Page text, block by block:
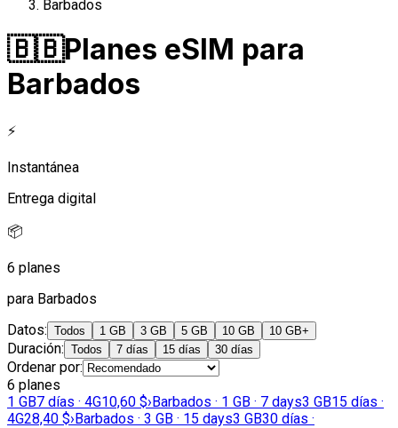
Barbados
🇧🇧Planes eSIM para
Barbados
⚡
Instantánea
Entrega digital
📦
6 planes
para Barbados
Datos: Todos 1 GB 3 GB 5 GB 10 GB 10 GB+
Duración: Todos 7 días 15 días 30 días
Ordenar por:
6 planes
1 GB7 días · 4G10,60 $›Barbados · 1 GB · 7 days3 GB15 días ·
4G28,40 $›Barbados · 3 GB · 15 days3 GB30 días ·